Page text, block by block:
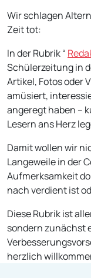
Wir schlagen
Zeit tot:
In der Rubrik “
Schülerzeitung in
Artikel, Fotos oder
amüsiert,
angeregt haben –
Lesern ans Herz
Damit wollen wir
Langeweile in der
Aufmerksamkeit
nach verdient ist
Diese Rubrik ist
sondern zunächst
herzlich